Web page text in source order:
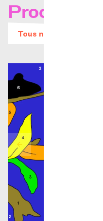
Prochains
Tous nos évènements